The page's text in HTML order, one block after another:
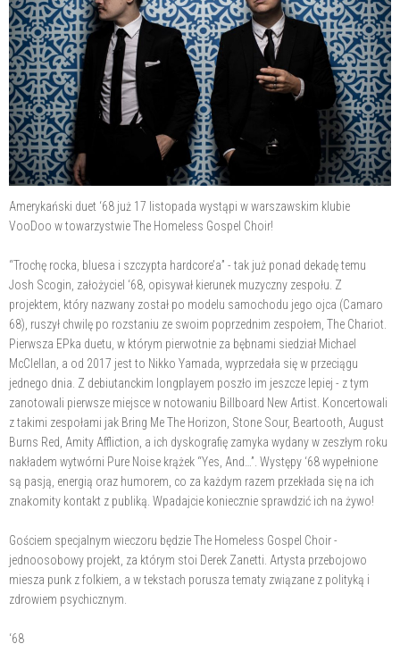
Amerykański duet ‘68 już 17 listopada wystąpi w warszawskim klubie
VooDoo w towarzystwie The Homeless Gospel Choir!
“Trochę rocka, bluesa i szczypta hardcore’a” - tak już ponad dekadę temu
Josh Scogin, założyciel ‘68, opisywał kierunek muzyczny zespołu. Z
projektem, który nazwany został po modelu samochodu jego ojca (Camaro
68), ruszył chwilę po rozstaniu ze swoim poprzednim zespołem, The Chariot.
Pierwsza EPka duetu, w którym pierwotnie za bębnami siedział Michael
McClellan, a od 2017 jest to Nikko Yamada, wyprzedała się w przeciągu
jednego dnia. Z debiutanckim longplayem poszło im jeszcze lepiej - z tym
zanotowali pierwsze miejsce w notowaniu Billboard New Artist. Koncertowali
z takimi zespołami jak Bring Me The Horizon, Stone Sour, Beartooth, August
Burns Red, Amity Affliction, a ich dyskografię zamyka wydany w zeszłym roku
nakładem wytwórni Pure Noise krążek “Yes, And…”. Występy ‘68 wypełnione
są pasją, energią oraz humorem, co za każdym razem przekłada się na ich
znakomity kontakt z publiką. Wpadajcie koniecznie sprawdzić ich na żywo!
Gościem specjalnym wieczoru będzie The Homeless Gospel Choir -
jednoosobowy projekt, za którym stoi Derek Zanetti. Artysta przebojowo
miesza punk z folkiem, a w tekstach porusza tematy związane z polityką i
zdrowiem psychicznym.
‘68